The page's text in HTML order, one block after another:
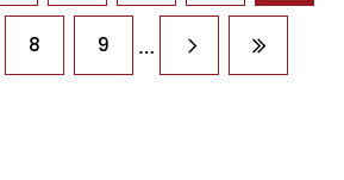
8 9 … Page suivante
Dernière